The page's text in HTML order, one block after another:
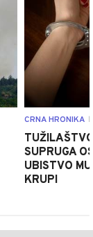
CRNA HRONIKA
SUPRUGA
UBISTVO
KRUPI